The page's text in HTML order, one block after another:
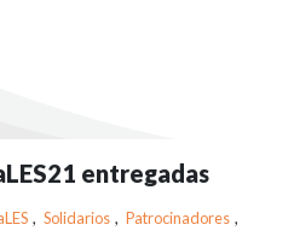
entregadas
, Solidarios , Patrocinadores ,